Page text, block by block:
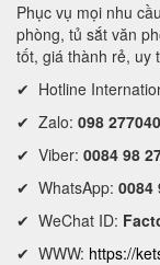
Phục vụ mọi nhu
phòng, tủ sắt văn
tốt, giá thành rẻ, uy
✔ Hotline
✔ Zalo: 098
✔ Viber: 0084 98
✔ WhatsApp: 0084
✔ WeChat ID:
✔ WWW: https://